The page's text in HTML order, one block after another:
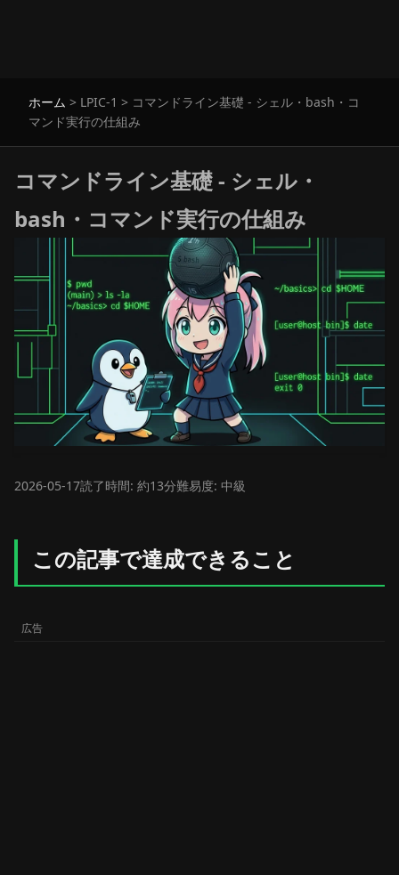
ホーム > LPIC-1 > コマンドライン基礎 - シェル・bash・コ
マンド実行の仕組み
コマンドライン基礎 - シェル・
bash・コマンド実行の仕組み
2026-05-17読了時間: 約13分難易度: 中級
この記事で達成できること